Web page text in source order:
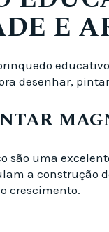
E
desenhar,
são uma
a construção
crescimento.